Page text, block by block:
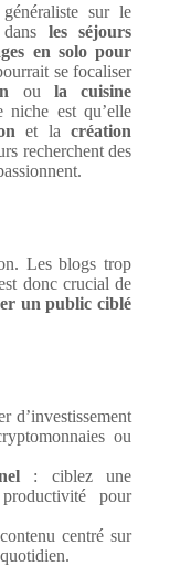
sur le
les séjours
en solo pour
se focaliser
ou la cuisine
niche est qu’elle
et lacréation
recherchent des
Les blogs trop
donc crucial de
un public ciblé
d’investissement
ou
: ciblez une
pour
centré sur